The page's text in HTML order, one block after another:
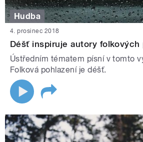
Hudba
4. prosinec 2018
Déšť inspiruje autory folkových
Ústředním tématem písní v tomto
Folková pohlazení je déšť.